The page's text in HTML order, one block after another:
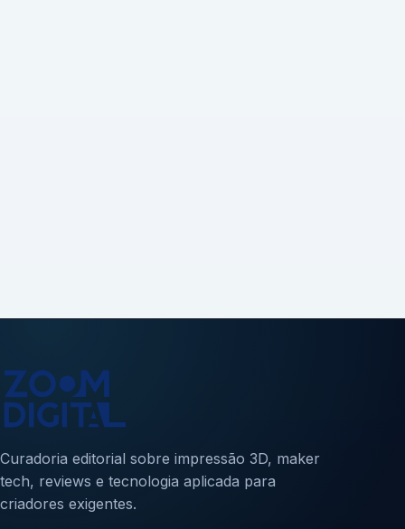
Curadoria editorial sobre impressão 3D, maker
tech, reviews e tecnologia aplicada para
criadores exigentes.